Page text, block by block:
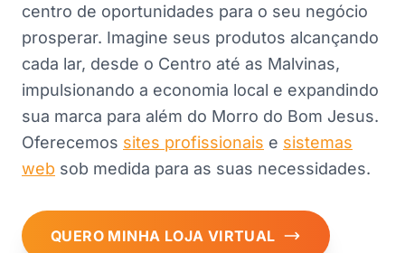
centro de oportunidades para o seu negócio
prosperar. Imagine seus produtos alcançando
cada lar, desde o Centro até as Malvinas,
impulsionando a economia local e expandindo
sua marca para além do Morro do Bom Jesus.
Oferecemos sites profissionais e sistemas
web sob medida para as suas necessidades.
QUERO MINHA LOJA VIRTUAL